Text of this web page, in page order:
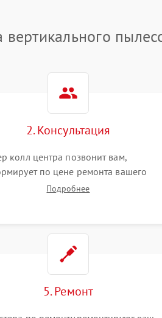
2. Консультация
колл центра позвонит вам,
по цене ремонта вашего
пылесоса а также ответит на все
Подробнее
5. Ремонт